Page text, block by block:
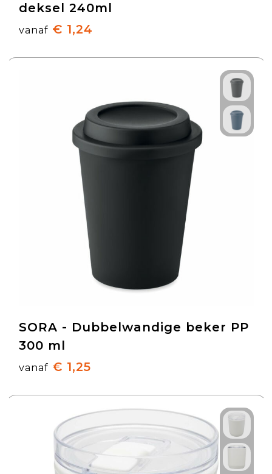
deksel 240ml
vanaf € 1,24
SORA - Dubbelwandige beker PP
300 ml
vanaf € 1,25